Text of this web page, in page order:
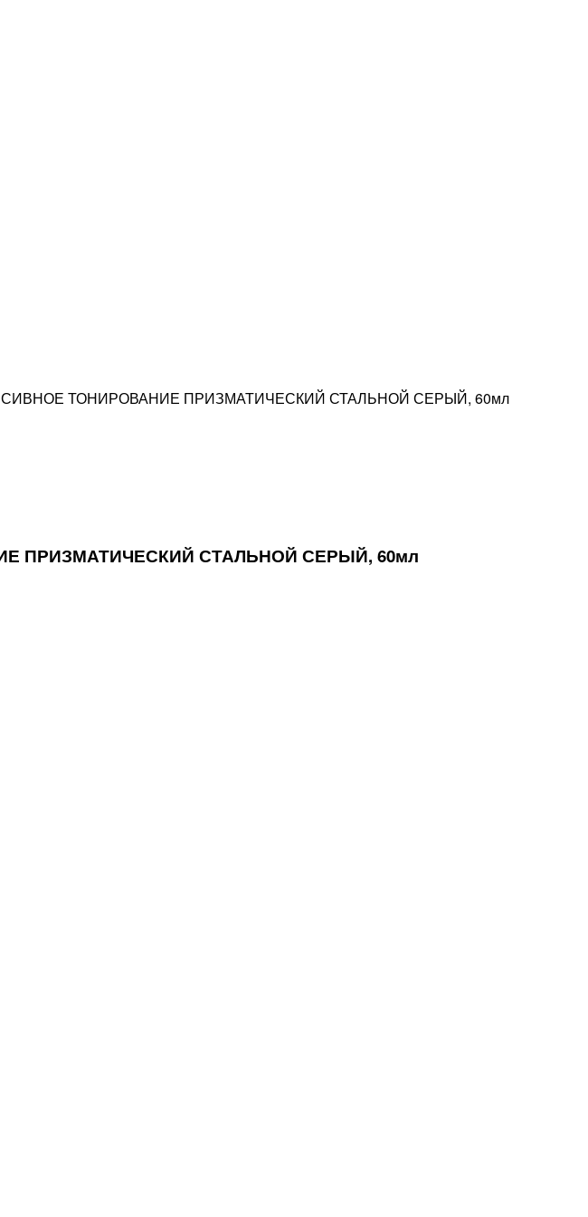
ТОНИРОВАНИЕ ПРИЗМАТИЧЕСКИЙ СТАЛЬНОЙ СЕРЫЙ, 60мл
ПРИЗМАТИЧЕСКИЙ СТАЛЬНОЙ СЕРЫЙ, 60мл